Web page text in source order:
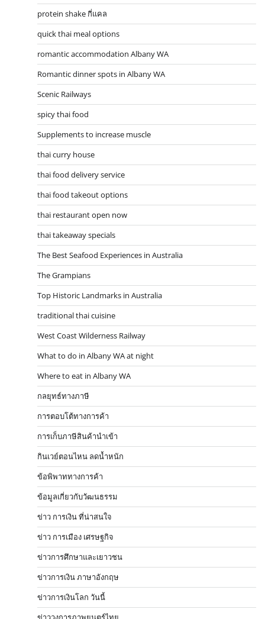
protein shake กี่แคล
quick thai meal options
romantic accommodation Albany WA
Romantic dinner spots in Albany WA
Scenic Railways
spicy thai food
Supplements to increase muscle
thai curry house
thai food delivery service
thai food takeout options
thai restaurant open now
thai takeaway specials
The Best Seafood Experiences in Australia
The Grampians
Top Historic Landmarks in Australia
traditional thai cuisine
West Coast Wilderness Railway
What to do in Albany WA at night
Where to eat in Albany WA
กลยุทธ์ทางภาษี
การตอบโต้ทางการค้า
การเก็บภาษีสินค้านำเข้า
กินเวย์ตอนไหน ลดน้ำหนัก
ข้อพิพาททางการค้า
ข้อมูลเกี่ยวกับวัฒนธรรม
ข่าว การเงิน ที่น่าสนใจ
ข่าว การเมือง เศรษฐกิจ
ข่าวการศึกษาและเยาวชน
ข่าวการเงิน ภาษาอังกฤษ
ข่าวการเงินโลก วันนี้